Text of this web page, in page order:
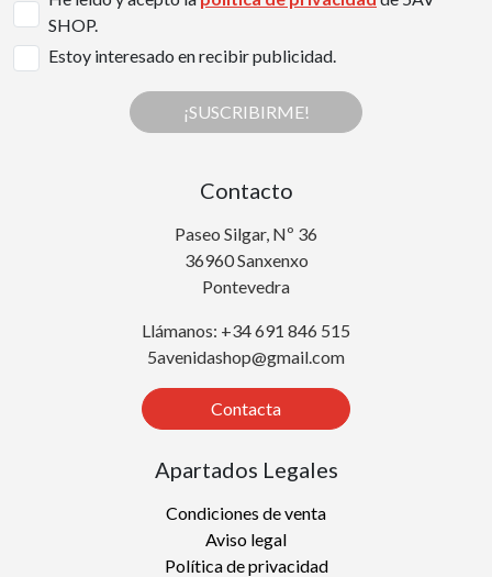
SHOP.
Estoy interesado en recibir publicidad.
¡SUSCRIBIRME!
Contacto
Paseo Silgar, Nº 36
36960 Sanxenxo
Pontevedra
Llámanos: +34 691 846 515
5avenidashop@gmail.com
Contacta
Apartados Legales
Condiciones de venta
Aviso legal
Política de privacidad